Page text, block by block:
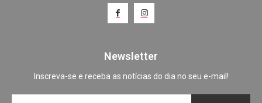
Newsletter
Inscreva-se e receba as notícias do dia no seu e-mail!